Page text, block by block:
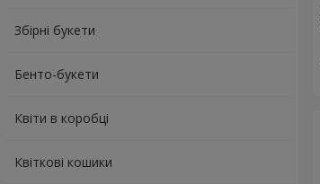
Збірні букети
Бенто-букети
Квіти в коробці
Квіткові кошики